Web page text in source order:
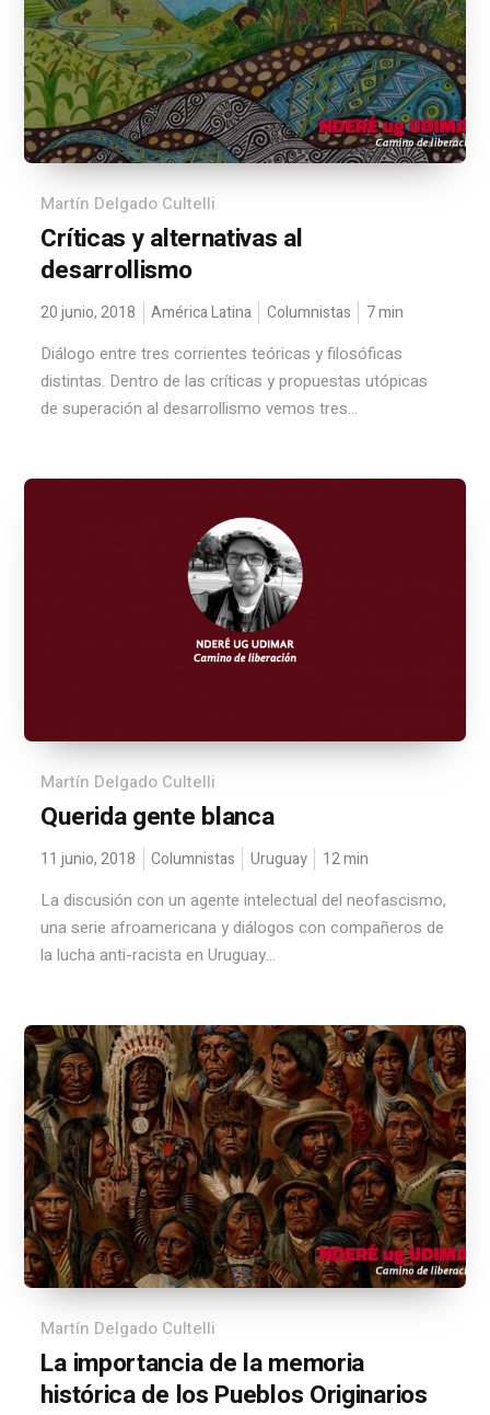
Martín Delgado Cultelli
Críticas y alternativas al
desarrollismo
20 junio, 2018 América Latina Columnistas 7min
Diálogo entre tres corrientes teóricas y filosóficas
distintas. Dentro de las críticas y propuestas utópicas
de superación al desarrollismo vemos tres...
Martín Delgado Cultelli
Querida gente blanca
11 junio, 2018 Columnistas Uruguay 12min
La discusión con un agente intelectual del neofascismo,
una serie afroamericana y diálogos con compañeros de
la lucha anti-racista en Uruguay...
Martín Delgado Cultelli
La importancia de la memoria
histórica de los Pueblos Originarios